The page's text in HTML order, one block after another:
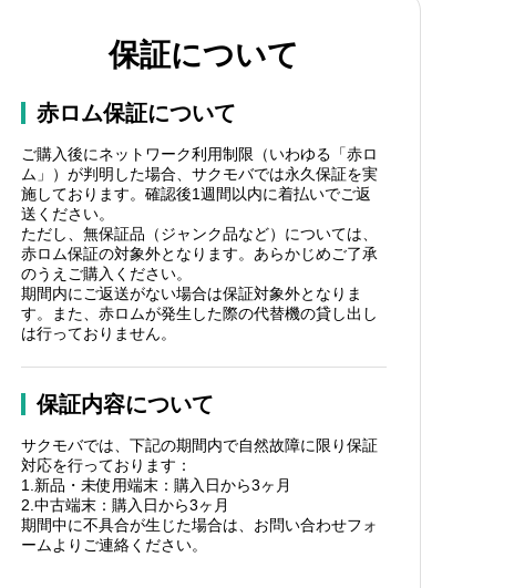
保証について
赤ロム保証について
ご購入後にネットワーク利用制限（いわゆる「赤ロ
ム」）が判明した場合、サクモバでは永久保証を実
施しております。確認後1週間以内に着払いでご返
送ください。
ただし、無保証品（ジャンク品など）については、
赤ロム保証の対象外となります。あらかじめご了承
のうえご購入ください。
期間内にご返送がない場合は保証対象外となりま
す。また、赤ロムが発生した際の代替機の貸し出し
は行っておりません。
保証内容について
サクモバでは、下記の期間内で自然故障に限り保証
対応を行っております：
1.新品・未使用端末：購入日から3ヶ月
2.中古端末：購入日から3ヶ月
期間中に不具合が生じた場合は、お問い合わせフォ
ームよりご連絡ください。